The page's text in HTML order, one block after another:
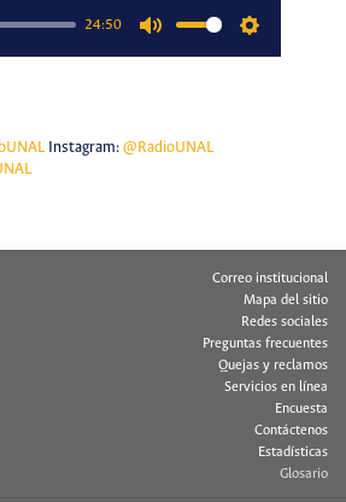
24:50
Instagram: @RadioUNAL
Correo institucional
Mapa del sitio
Redes sociales
Preguntas frecuentes
Quejas y reclamos
Servicios en línea
Encuesta
Contáctenos
Estadísticas
Glosario